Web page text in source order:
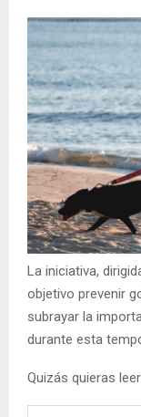
La iniciativa,
objetivo prevenir
subrayar la
durante esta
Quizás quieras